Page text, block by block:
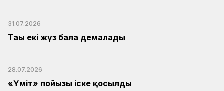
31.07.2026
Тағы екі жүз бала демалады
28.07.2026
«Үміт» пойызы іске қосылды